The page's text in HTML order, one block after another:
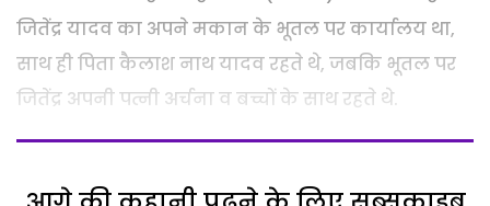
जितेंद्र यादव का अपने मकान के भूतल पर कार्यालय था,
साथ ही पिता कैलाश नाथ यादव रहते थे, जबकि भूतल पर
जितेंद्र अपनी पत्नी अर्चना व बच्चों के साथ रहते थे.